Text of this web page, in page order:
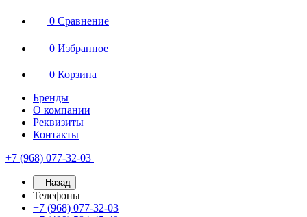
0 Сравнение
0 Избранное
0 Корзина
Бренды
О компании
Реквизиты
Контакты
+7 (968) 077-32-03
Назад
Телефоны
+7 (968) 077-32-03